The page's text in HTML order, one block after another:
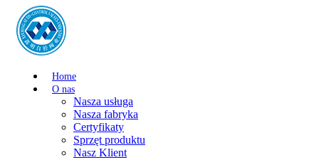
Home
O nas
Nasza usługa
Nasza fabryka
Certyfikaty
Sprzęt produktu
Nasz Klient